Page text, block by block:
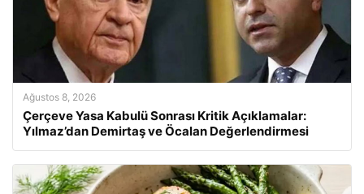
Ağustos 8, 2026
Çerçeve Yasa Kabulü Sonrası Kritik Açıklamalar:
Yılmaz’dan Demirtaş ve Öcalan Değerlendirmesi